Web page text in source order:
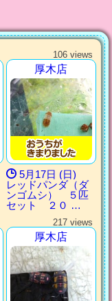
106 views
厚木店
5月17日 (日)
レッドパンダ（ダ
ンゴムシ） ５匹
セット ２０ …
217 views
厚木店